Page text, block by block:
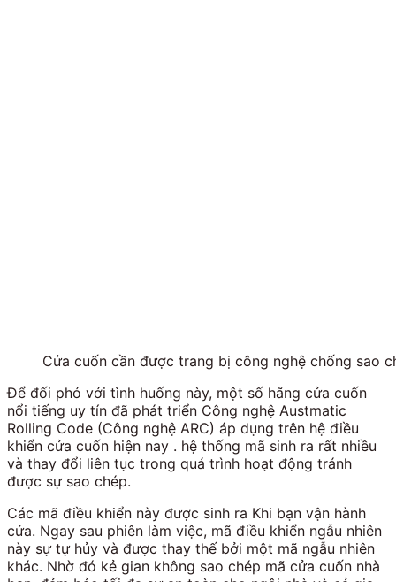
Cửa cuốn cần được trang bị công nghệ chống sao
Để đối phó với tình huống này, một số hãng cửa cuốn
nổi tiếng uy tín đã phát triển Công nghệ Austmatic
Rolling Code (Công nghệ ARC) áp dụng trên hệ điều
khiển cửa cuốn hiện nay . hệ thống mã sinh ra rất nhiều
và thay đổi liên tục trong quá trình hoạt động tránh
được sự sao chép.
Các mã điều khiển này được sinh ra Khi bạn vận hành
cửa. Ngay sau phiên làm việc, mã điều khiển ngẫu nhiên
này sự tự hủy và được thay thế bởi một mã ngẫu nhiên
khác. Nhờ đó kẻ gian không sao chép mã cửa cuốn nhà